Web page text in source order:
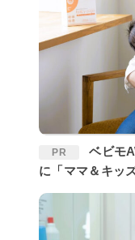
PR
ベビモAWARD1位！いま注目の〈赤ちゃん腸活〉
に「ママ＆キッ